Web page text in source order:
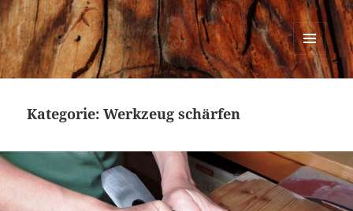
Urban Woodworking
MENÜ
UND
Kategorie:Werkzeug schärfen